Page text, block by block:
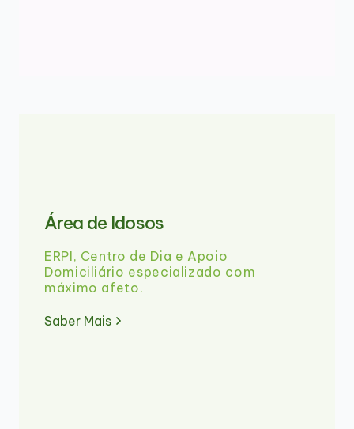
Área de Idosos
ERPI, Centro de Dia e Apoio
Domiciliário especializado com
máximo afeto.
Saber Mais